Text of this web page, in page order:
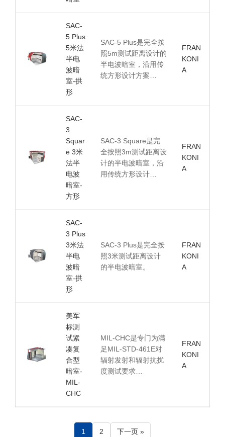
SAC-
5 Plus
5米法
半电
波暗
室-拱
形
SAC-5 Plus是完全按
照5m测试距离设计的
半电波暗室，沿用传
统方形设计方案…
FRAN
KONI
A
SAC-
3
Squar
e 3米
法半
电波
暗室-
方形
SAC-3 Square是完
全按照3m测试距离设
计的半电波暗室，沿
用传统方形设计…
FRAN
KONI
A
SAC-
3 Plus
3米法
半电
波暗
室-拱
形
SAC-3 Plus是完全按
照3米测试距离设计
的半电波暗室。
FRAN
KONI
A
美军
标测
试紧
凑复
合型
暗室-
MIL-
CHC
MIL-CHC是专门为满
足MIL-STD-461E对
辐射发射和辐射抗扰
度测试要求…
FRAN
KONI
A
1 2 下一页 »